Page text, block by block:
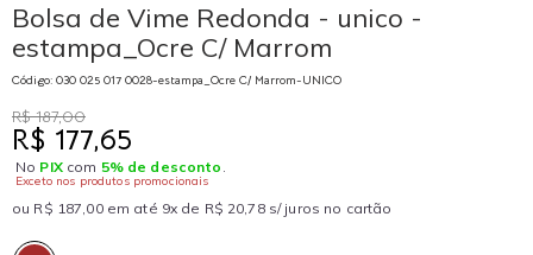
Bolsa de Vime Redonda - unico -
estampa_Ocre C/ Marrom
Código: 030 025 017 0028-estampa_Ocre C/ Marrom-UNICO
R$ 187,00
R$ 177,65
No PIXcom 5% de desconto .
Exceto nos produtos promocionais
ou R$ 187,00 em até 9x de R$ 20,78 s/ juros no cartão